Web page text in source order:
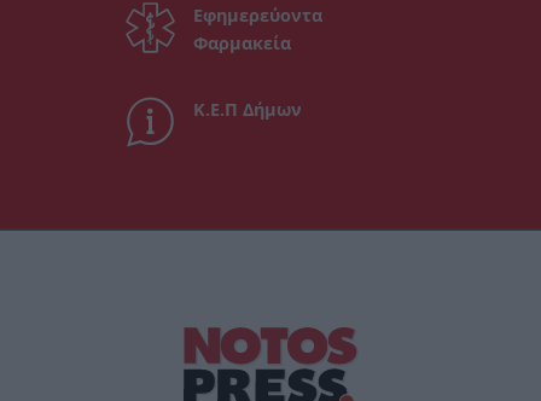
Εφημερεύοντα
Φαρμακεία
Κ.Ε.Π Δήμων